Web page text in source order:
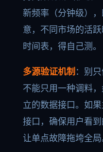
新频率（分钟级）
意，不同市场的活
时间表，得自己测。
多源验证机制：别
不能只用一种调料
立的数据接口。如
接口，确保用户看
让单点故障拖垮全局